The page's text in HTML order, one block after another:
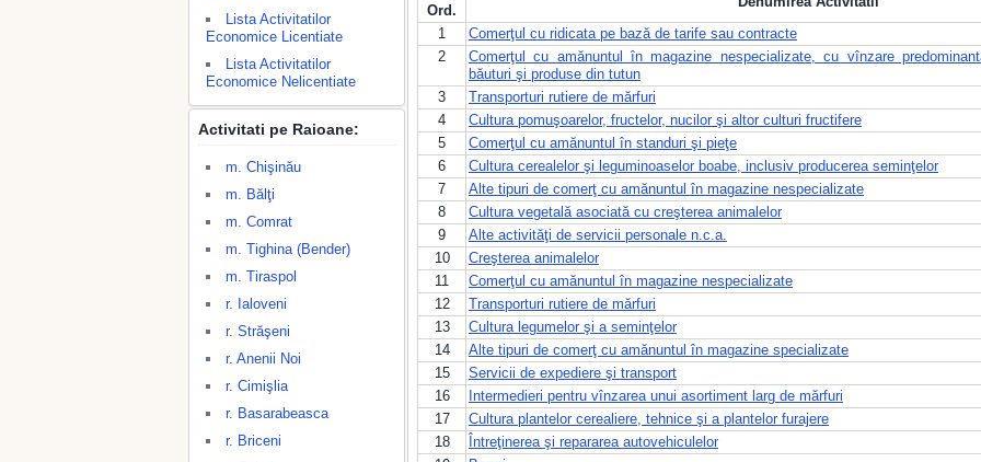
Lista Activitatilor
Economice Licentiate
Lista Activitatilor
Economice Nelicentiate
Activitati pe Raioane:
m. Chişinău
m. Bălţi
m. Comrat
m. Tighina (Bender)
m. Tiraspol
r. Ialoveni
r. Străşeni
r. Anenii Noi
r. Cimişlia
r. Basarabeasca
r. Briceni
Ord.
1
Comerţul cu ridicata pe bază de tarife sau contracte
2
Comerţul cu amănuntul în magazine nespecializate, cu vînzare
băuturi şi produse din tutun
3
Transporturi rutiere de mărfuri
4
Cultura pomuşoarelor, fructelor, nucilor şi altor culturi fructifere
5
Comerţul cu amănuntul în standuri şi pieţe
6
Cultura cerealelor şi leguminoaselor boabe, inclusiv producerea seminţelor
7
Alte tipuri de comerţ cu amănuntul în magazine nespecializate
8
Cultura vegetală asociată cu creşterea animalelor
9
Alte activităţi de servicii personale n.c.a.
10
Creşterea animalelor
11
Comerţul cu amănuntul în magazine nespecializate
12
Transporturi rutiere de mărfuri
13
Cultura legumelor şi a seminţelor
14
Alte tipuri de comerţ cu amănuntul în magazine specializate
15
Servicii de expediere şi transport
16
Intermedieri pentru vînzarea unui asortiment larg de mărfuri
17
Cultura plantelor cerealiere, tehnice şi a plantelor furajere
18
Întreţinerea şi repararea autovehiculelor